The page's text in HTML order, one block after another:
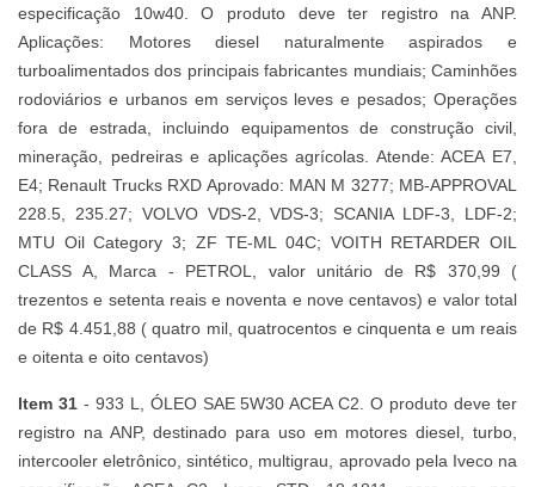
especificação 10w40. O produto deve ter registro na ANP.
Aplicações: Motores diesel naturalmente aspirados e
turboalimentados dos principais fabricantes mundiais; Caminhões
rodoviários e urbanos em serviços leves e pesados; Operações
fora de estrada, incluindo equipamentos de construção civil,
mineração, pedreiras e aplicações agrícolas. Atende: ACEA E7,
E4; Renault Trucks RXD Aprovado: MAN M 3277; MB-APPROVAL
228.5, 235.27; VOLVO VDS-2, VDS-3; SCANIA LDF-3, LDF-2;
MTU Oil Category 3; ZF TE-ML 04C; VOITH RETARDER OIL
CLASS A, Marca - PETROL, valor unitário de R$ 370,99 (
trezentos e setenta reais e noventa e nove centavos) e valor total
de R$ 4.451,88 ( quatro mil, quatrocentos e cinquenta e um reais
e oitenta e oito centavos)
Item 31- 933 L, ÓLEO SAE 5W30 ACEA C2. O produto deve ter
registro na ANP, destinado para uso em motores diesel, turbo,
intercooler eletrônico, sintético, multigrau, aprovado pela Iveco na